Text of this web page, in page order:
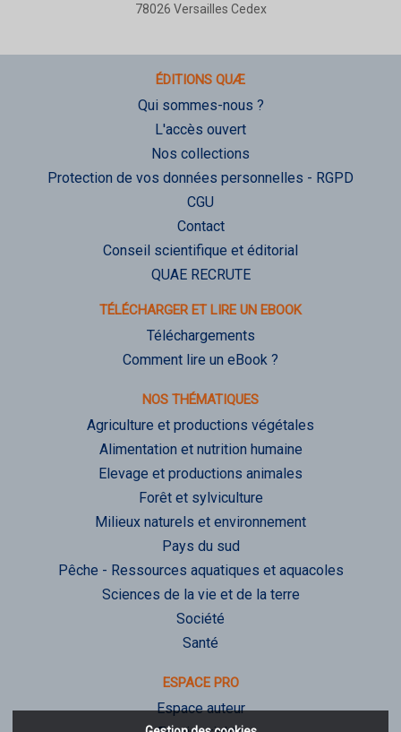
78026 Versailles Cedex
ÉDITIONS QUÆ
Qui sommes-nous ?
L'accès ouvert
Nos collections
Protection de vos données personnelles - RGPD
CGU
Contact
Conseil scientifique et éditorial
QUAE RECRUTE
TÉLÉCHARGER ET LIRE UN EBOOK
Téléchargements
Comment lire un eBook ?
NOS THÉMATIQUES
Agriculture et productions végétales
Alimentation et nutrition humaine
Elevage et productions animales
Forêt et sylviculture
Milieux naturels et environnement
Pays du sud
Pêche - Ressources aquatiques et aquacoles
Sciences de la vie et de la terre
Société
Santé
ESPACE PRO
Espace auteur